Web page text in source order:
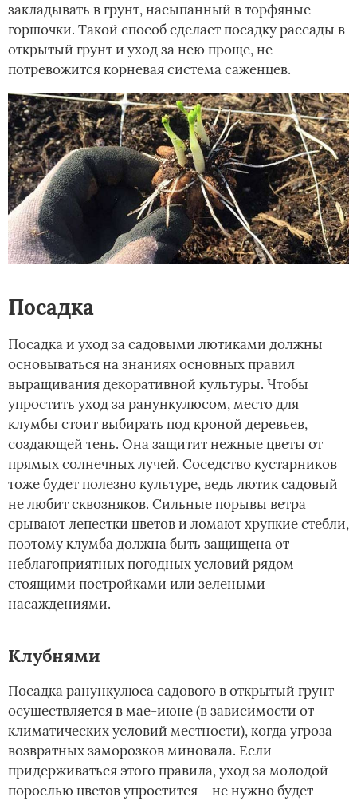
закладывать в грунт, насыпанный в торфяные
горшочки. Такой способ сделает посадку рассады в
открытый грунт и уход за нею проще, не
потревожится корневая система саженцев.
Посадка
Посадка и уход за садовыми лютиками должны
основываться на знаниях основных правил
выращивания декоративной культуры. Чтобы
упростить уход за ранункулюсом, место для
клумбы стоит выбирать под кроной деревьев,
создающей тень. Она защитит нежные цветы от
прямых солнечных лучей. Соседство кустарников
тоже будет полезно культуре, ведь лютик садовый
не любит сквозняков. Сильные порывы ветра
срывают лепестки цветов и ломают хрупкие стебли,
поэтому клумба должна быть защищена от
неблагоприятных погодных условий рядом
стоящими постройками или зелеными
насаждениями.
Клубнями
Посадка ранункулюса садового в открытый грунт
осуществляется в мае-июне (в зависимости от
климатических условий местности), когда угроза
возвратных заморозков миновала. Если
придерживаться этого правила, уход за молодой
порослью цветов упростится – не нужно будет